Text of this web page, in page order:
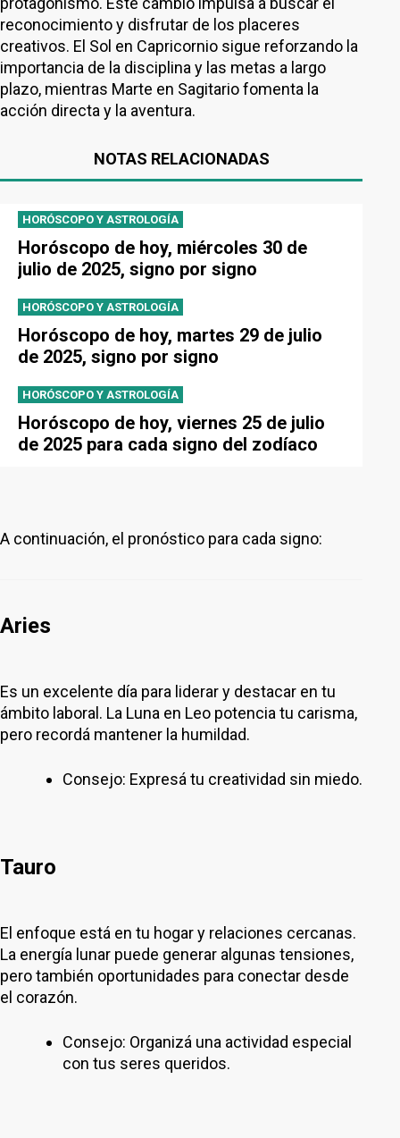
reconocimiento y disfrutar de los placeres
creativos. El Sol en Capricornio sigue reforzando la
importancia de la disciplina y las metas a largo
plazo, mientras Marte en Sagitario fomenta la
acción directa y la aventura.
NOTAS RELACIONADAS
HORÓSCOPO Y ASTROLOGÍA
Horóscopo de hoy, miércoles 30 de
julio de 2025, signo por signo
HORÓSCOPO Y ASTROLOGÍA
Horóscopo de hoy, martes 29 de julio
de 2025, signo por signo
HORÓSCOPO Y ASTROLOGÍA
Horóscopo de hoy, viernes 25 de julio
de 2025 para cada signo del zodíaco
A continuación, el pronóstico para cada signo:
Aries
Es un excelente día para liderar y destacar en tu
ámbito laboral. La Luna en Leo potencia tu carisma,
pero recordá mantener la humildad.
Consejo: Expresá tu creatividad sin miedo.
Tauro
El enfoque está en tu hogar y relaciones cercanas.
La energía lunar puede generar algunas tensiones,
pero también oportunidades para conectar desde
el corazón.
Consejo: Organizá una actividad especial
con tus seres queridos.